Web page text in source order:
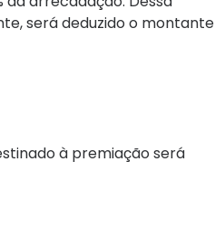
será deduzido o montante
à premiação será